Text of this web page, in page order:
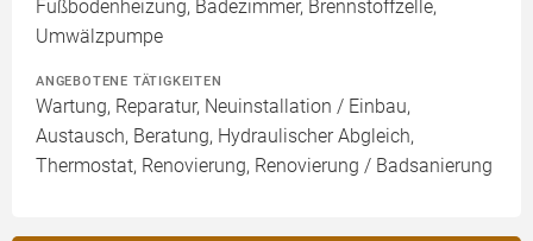
Fußbodenheizung, Badezimmer, Brennstoffzelle,
Umwälzpumpe
ANGEBOTENE TÄTIGKEITEN
Wartung, Reparatur, Neuinstallation / Einbau,
Austausch, Beratung, Hydraulischer Abgleich,
Thermostat, Renovierung, Renovierung / Badsanierung